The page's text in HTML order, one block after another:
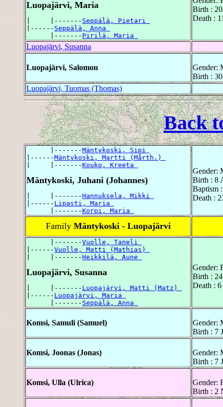
Luopajärvi, Maria
|     |------- Seppälä, Pietari
|------ Seppälä, Anna
      |-------
Pirilä, Maria
Birth :
Death :
Luopajärvi, Susanna
Luopajärvi, Salomon
Gender:
Birth :
Luopajärvi, Tuomas (Thomas)
Back
      |-------
Mäntykoski, Sipi
|------Mäntykoski, Martti (Mårth.)
|     |-------Kouko, Kreeta
Mäntykoski, Juhani (Johannes)
|     |-------Hannuksela, Mikki
|------ Lipasti, Maria
      |-------
Korpi, Maria
Gender:
Birth : 8
Baptism
Death :
Family Mäntykoski - Luopajärvi
      |-------
Vuolle, Taneli
|------Vuolle, Matti (Mathias)
|     |-------Heikkilä, Aune
Luopajärvi, Susanna
|     |------- Luopajärvi, Matti (Matz)
|------ Luopajärvi, Maria
      |-------
Seppälä, Anna
Gender:
Birth :
Death :
Komsi, Samuli (Samuel)
Gender:
Birth : 7
Komsi, Joonas (Jonas)
Gender:
Birth : 7
Komsi, Ulla (Ulrica)
Gender:
Birth : 2